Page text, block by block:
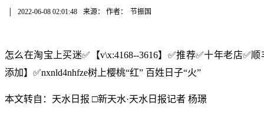
2022-06-08 02:01:48 来源： 作者： 节振国
怎么在淘宝上买迷✅【v\x:4168--3616】✅推荐✅十年老店✅
添加】✅nxnld4nhfze树上樱桃“红” 百姓日子“火”
本文转自：天水日报 □新天水·天水日报记者 杨璟